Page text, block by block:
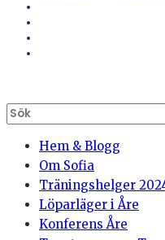
Hem & Blogg
Om Sofia
Träningshelger
Löparläger i Åre
Konferens Åre